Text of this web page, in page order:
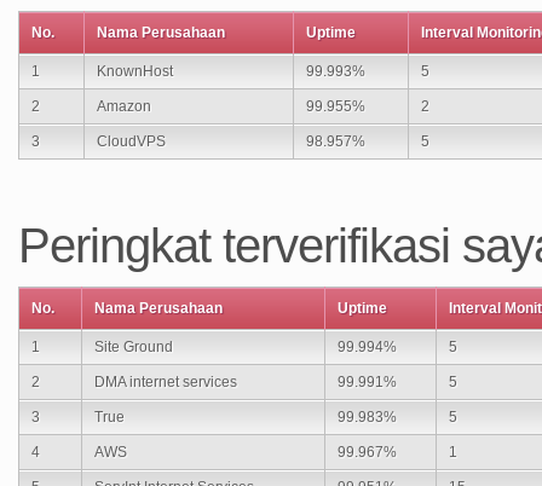
No. Nama Perusahaan Uptime Interval
1 KnownHost 99.993% 5
2 Amazon 99.955% 2
3 CloudVPS 98.957% 5
Peringkat terverifikasi
No. Nama Perusahaan Uptime Interval
1 Site Ground 99.994% 5
2 DMA internet services 99.991% 5
3 True 99.983% 5
4 AWS 99.967% 1